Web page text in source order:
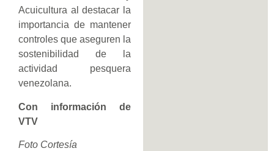
Acuicultura al destacar la
importancia de mantener
controles que aseguren la
sostenibilidad de la
actividad pesquera
venezolana.
Con información de
VTV
Foto Cortesía